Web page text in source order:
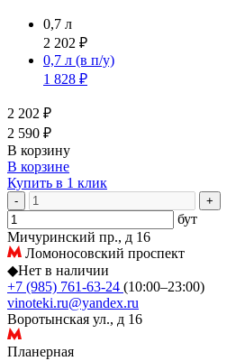
0,7 л
2 202 ₽
0,7 л (в п/у)
1 828 ₽
2 202 ₽
2 590 ₽
В корзину
В корзине
Купить в 1 клик
- +
бут
Мичуринский пр., д 16
Ломоносовский проспект
◆Нет в наличии
+7 (985) 761-63-24 (10:00–23:00)
vinoteki.ru@yandex.ru
Воротынская ул., д 16
Планерная